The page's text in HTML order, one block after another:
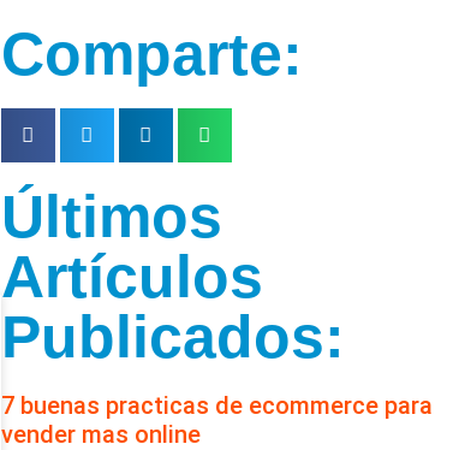
Comparte:
Últimos
Artículos
Publicados:
7 buenas practicas de ecommerce para
vender mas online